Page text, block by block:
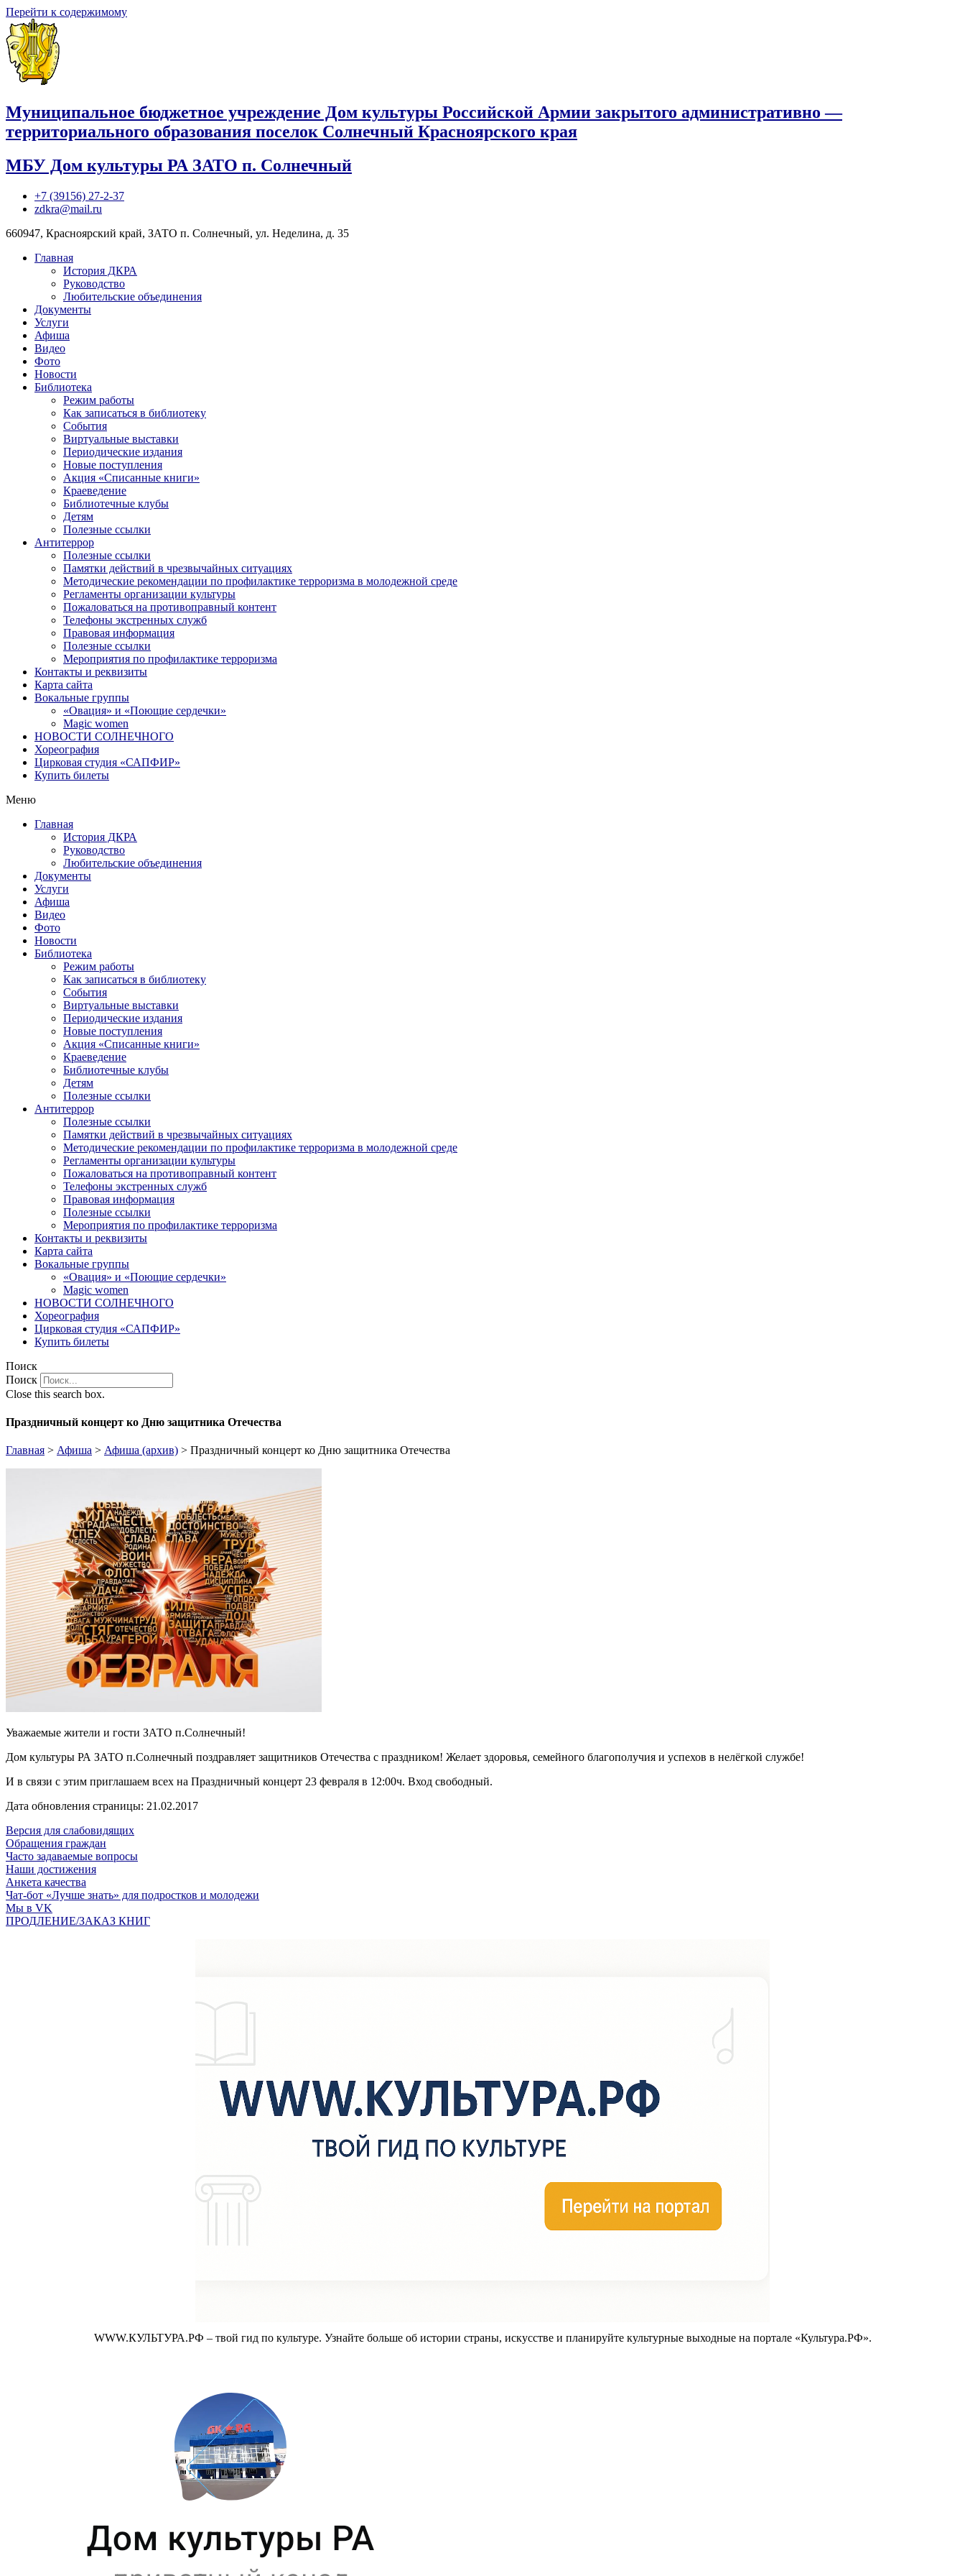
Перейти к содержимому
Муниципальное бюджетное учреждение Дом культуры Российской Армии закрытого административно —
территориального образования поселок Солнечный Красноярского края
МБУ Дом культуры РА ЗАТО п. Солнечный
+7 (39156) 27-2-37
zdkra@mail.ru
660947, Красноярский край, ЗАТО п. Солнечный, ул. Неделина, д. 35
Главная
История ДКРА
Руководство
Любительские объединения
Документы
Услуги
Афиша
Видео
Фото
Новости
Библиотека
Режим работы
Как записаться в библиотеку
События
Виртуальные выставки
Периодические издания
Новые поступления
Акция «Списанные книги»
Краеведение
Библиотечные клубы
Детям
Полезные ссылки
Антитеррор
Полезные ссылки
Памятки действий в чрезвычайных ситуациях
Методические рекомендации по профилактике терроризма в молодежной среде
Регламенты организации культуры
Пожаловаться на противоправный контент
Телефоны экстренных служб
Правовая информация
Полезные ссылки
Мероприятия по профилактике терроризма
Контакты и реквизиты
Карта сайта
Вокальные группы
«Овация» и «Поющие сердечки»
Magic women
НОВОСТИ СОЛНЕЧНОГО
Хореография
Цирковая студия «САПФИР»
Купить билеты
Меню
Главная
История ДКРА
Руководство
Любительские объединения
Документы
Услуги
Афиша
Видео
Фото
Новости
Библиотека
Режим работы
Как записаться в библиотеку
События
Виртуальные выставки
Периодические издания
Новые поступления
Акция «Списанные книги»
Краеведение
Библиотечные клубы
Детям
Полезные ссылки
Антитеррор
Полезные ссылки
Памятки действий в чрезвычайных ситуациях
Методические рекомендации по профилактике терроризма в молодежной среде
Регламенты организации культуры
Пожаловаться на противоправный контент
Телефоны экстренных служб
Правовая информация
Полезные ссылки
Мероприятия по профилактике терроризма
Контакты и реквизиты
Карта сайта
Вокальные группы
«Овация» и «Поющие сердечки»
Magic women
НОВОСТИ СОЛНЕЧНОГО
Хореография
Цирковая студия «САПФИР»
Купить билеты
Поиск
Поиск
Close this search box.
Праздничный концерт ко Дню защитника Отечества
Главная > Афиша > Афиша (архив) > Праздничный концерт ко Дню защитника Отечества
Уважаемые жители и гости ЗАТО п.Солнечный!
Дом культуры РА ЗАТО п.Солнечный поздравляет защитников Отечества с праздником! Желает здоровья, семейного благополучия и успехов в нелёгкой службе!
И в связи с этим приглашаем всех на Праздничный концерт 23 февраля в 12:00ч. Вход свободный.
Дата обновления страницы: 21.02.2017
Версия для слабовидящих
Обращения граждан
Часто задаваемые вопросы
Наши достижения
Анкета качества
Чат-бот «Лучше знать» для подростков и молодежи
Мы в VK
ПРОДЛЕНИЕ/ЗАКАЗ КНИГ
WWW.КУЛЬТУРА.РФ – твой гид по культуре. Узнайте больше об истории страны, искусстве и планируйте культурные выходные на портале «Культура.РФ».